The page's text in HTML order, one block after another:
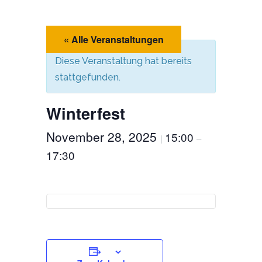
« Alle Veranstaltungen
Diese Veranstaltung hat bereits
stattgefunden.
Winterfest
November 28, 2025 | 15:00 –
17:30